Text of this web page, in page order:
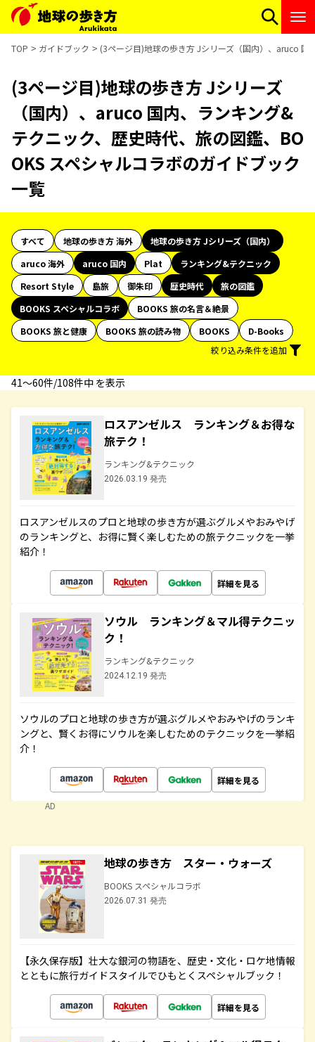
TOP ガイドブック (3ページ目)地球の歩き方 Jシリーズ（国内）、aruco
(3ページ目)地球の歩き方 Jシリーズ
（国内）、aruco 国内、ランキング&
テクニック、歴史時代、旅の図鑑、BO
OKS スペシャルコラボのガイドブック
一覧
すべて 地球の歩き方 海外
地球の歩き方 Jシリーズ（国内）
aruco 海外
aruco 国内 Plat
ランキング&テクニック
Resort Style
島旅 御朱印 歴史時代
旅の図鑑
BOOKS スペシャルコラボ
BOOKS 旅の名言＆絶景
BOOKS 旅と健康
BOOKS 旅の読み物 BOOKS
D-Books
絞り込み条件を追加
41〜60件/108件中 を表示
ロスアンゼルス ランキング＆お得な
旅テク！
ランキング&テクニック
2026.03.19 発売
ロスアンゼルスのプロと地球の歩き方が選ぶグルメやおみやげ
のランキングと、お得に賢く楽しむための旅テクニックを一挙
紹介！
詳細を見る
ソウル ランキング＆マル得テクニッ
ク！
ランキング&テクニック
2024.12.19 発売
ソウルのプロと地球の歩き方が選ぶグルメやおみやげのランキ
ングと、賢くお得にソウルを楽しむためのテクニックを一挙紹
介！
詳細を見る
AD
地球の歩き方 スター・ウォーズ
BOOKS スペシャルコラボ
2026.07.31 発売
【永久保存版】壮大な銀河の物語を、歴史・文化・ロケ地情報
とともに旅行ガイドスタイルでひもとくスペシャルブック！
詳細を見る